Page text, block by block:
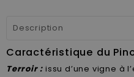
Description
Caractéristique du
Terroir : issu d’une vigne à